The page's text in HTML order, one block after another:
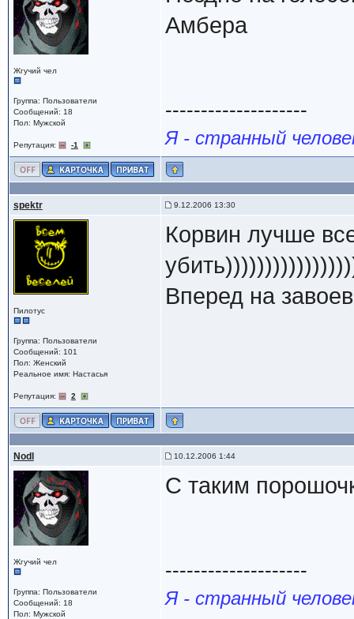
Жгучий чел
Группа: Пользователи
Сообщений: 18
Пол: Мужской
Репутация: -1
Амбера
--------------------
Я - странный
spektr 9.12.2006 13:30
Пилотус
Группа: Пользователи
Сообщений: 101
Пол: Женский
Реальное имя: Настасья
Репутация: 2
Корвин лучше
Вперед на
Nodl 10.12.2006 1:44
Жгучий чел
Группа: Пользователи
Сообщений: 18
Пол: Мужской
С таким
--------------------
Я - странный